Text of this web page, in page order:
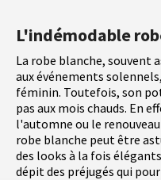
L'indémodable
La robe blanche, souvent
aux événements
féminin. Toutefois, son
pas aux mois chauds. En
l'automne ou le
robe blanche peut être
des looks à la fois
dépit des préjugés qui